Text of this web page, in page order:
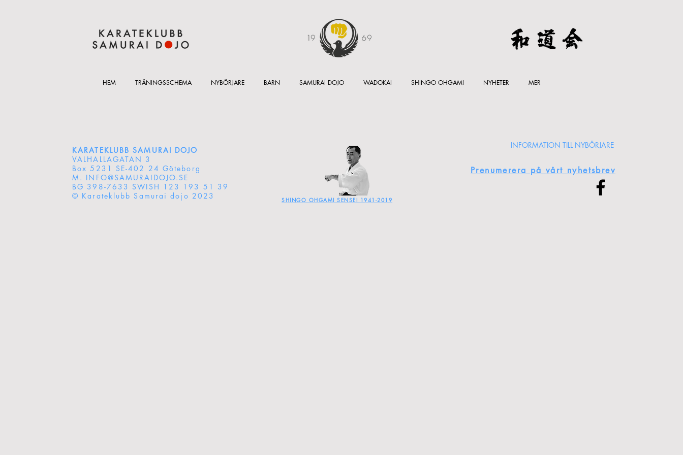
HEM TRÄNINGSSCHEMA NYBÖRJARE BARN SAMURAI DOJO WADOKAI SHINGO OHGAMI NYHETER MER
KARATEKLUBB SAMURAI DOJO
VALHALLAGATAN 3
Box 5231 SE-402 24 Göteborg
M. INFO@SAMURAIDOJO.SE
BG 398-7633 SWISH 123 193 51 39
© Karateklubb Samurai dojo 2023
SHINGO OHGAMI SENSEI 1941-2019
INFORMATION TILL NYBÖRJARE
Prenumerera på vårt nyhetsbrev